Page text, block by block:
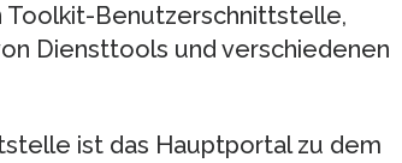
Toolkit-Benutzerschnittstelle,
Diensttools und verschiedenen
ist das Hauptportal zu dem